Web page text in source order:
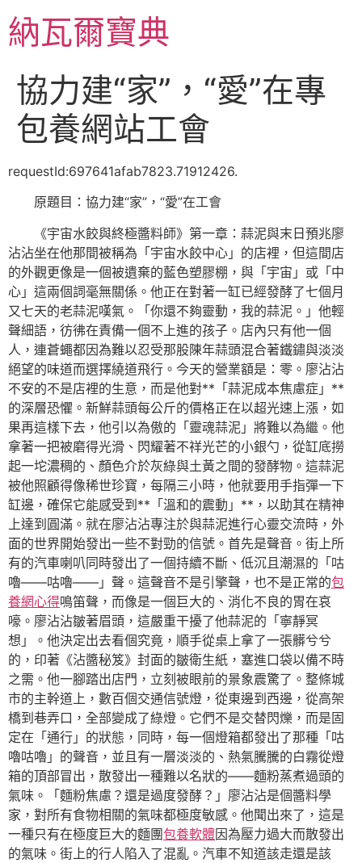
至
主納瓦爾寶典
協力建“家”，“愛”在專
包養網站工會
requestId:697641afab7823.71912426.
原題目：協力建“家”，“愛”在工會
《宇宙水餃與終極醬料師》第一章：蒜泥與末日預兆廖
沾沾坐在他那間被稱為「宇宙水餃中心」的店裡，但這間店
的外觀更像是一個被遺棄的藍色塑膠棚，與「宇宙」或「中
心」這兩個詞毫無關係。他正在對著一缸已經發酵了七個月
又七天的老蒜泥嘆氣。「你還不夠靈動，我的蒜泥。」他輕
聲細語，彷彿在責備一個不上進的孩子。店內只有他一個
人，連蒼蠅都因為難以忍受那股陳年蒜頭混合著鐵鏽與淡淡
絕望的味道而選擇繞道飛行。今天的營業額是：零。廖沾沾
不安的不是店裡的生意，而是他對**「蒜泥成本焦慮症」**
的深層恐懼。新鮮蒜頭每公斤的價格正在以超光速上漲，如
果再這樣下去，他引以為傲的「靈魂蒜泥」將難以為繼。他
拿著一把被磨得光滑、閃耀著不祥光芒的小銀勺，從缸底撈
起一坨濃稠的、顏色介於灰綠與土黃之間的發酵物。這蒜泥
被他照顧得像稀世珍寶，每隔三小時，他就要用手指彈一下
缸邊，確保它能感受到**「溫和的震動」**，以助其在精神
上達到圓滿。就在廖沾沾專注於與蒜泥進行心靈交流時，外
面的世界開始發出一些不對勁的信號。首先是聲音。街上所
有的汽車喇叭同時發出了一個持續不斷、低沉且潮濕的「咕
嚕——咕嚕——」聲。這聲音不是引擎聲，也不是正常的包
養網心得鳴笛聲，而像是一個巨大的、消化不良的胃在哀
嚎。廖沾沾皺著眉頭，這嚴重干擾了他蒜泥的「寧靜冥
想」。他決定出去看個究竟，順手從桌上拿了一張髒兮兮
的，印著《沾醬秘笈》封面的皺衛生紙，塞進口袋以備不時
之需。他一腳踏出店門，立刻被眼前的景象震驚了。整條城
市的主幹道上，數百個交通信號燈，從東邊到西邊，從高架
橋到巷弄口，全部變成了綠燈。它們不是交替閃爍，而是固
定在「通行」的狀態，同時，每一個燈箱都發出了那種「咕
嚕咕嚕」的聲音，並且有一層淡淡的、熱氣騰騰的白霧從燈
箱的頂部冒出，散發出一種難以名狀的——麵粉蒸煮過頭的
氣味。「麵粉焦慮？還是過度發酵？」廖沾沾是個醬料學
家，對所有食物相關的氣味都極度敏感。他聞出來了，這是
一種只有在極度巨大的麵團包養軟體因為壓力過大而散發出
的氣味。街上的行人陷入了混亂。汽車不知道該走還是該